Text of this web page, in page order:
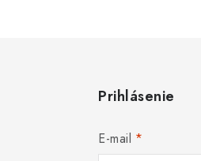
Prihlásenie
E-mail